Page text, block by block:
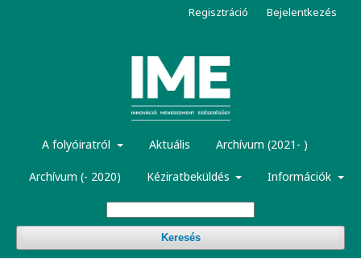
A folyóiratról Aktuális Archívum (2021- )
Archívum (- 2020) Kéziratbeküldés Információk
Keresés
Regisztráció Bejelentkezés